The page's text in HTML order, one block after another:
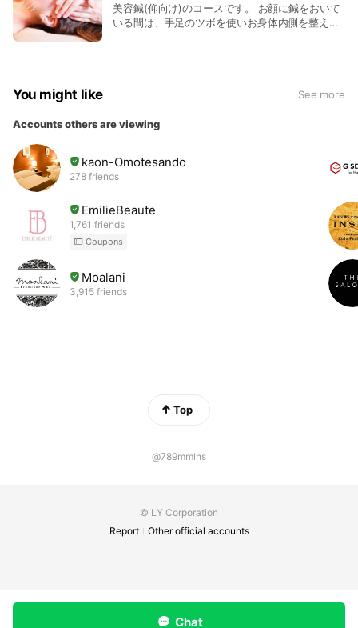
美容鍼(仰向け)のコースです。 お顔に鍼をおいて
いる間は、手足のツボを使いお身体内側を整え、
You might like See more
Accounts others are viewing
kaon-Omotesando
278 friends
EmilieBeaute
1,761 friends
Coupons
Moalani
3,915 friends
Top
@789mmlhs
© LY Corporation
Report
Other official accounts
Chat